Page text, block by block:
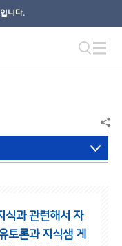
니다.
식과 관련해서 자
토론과 지식샘 게